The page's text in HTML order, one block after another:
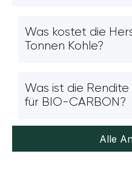
Was kostet die
Tonnen Kohle?
Was ist die
für BIO-CARBON?
Alle